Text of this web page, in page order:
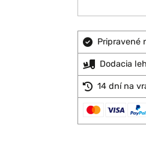
Pripravené
Dodacia
14 dní na